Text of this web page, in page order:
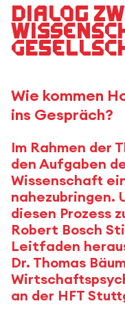
Dialog
Wie kommen
ins Gespräch?
Im Rahmen der
den Aufgaben
Wissenschaft
nahezubringen.
diesen Prozess
Robert Bosch
Leitfaden
Dr. Thomas
an der HFT